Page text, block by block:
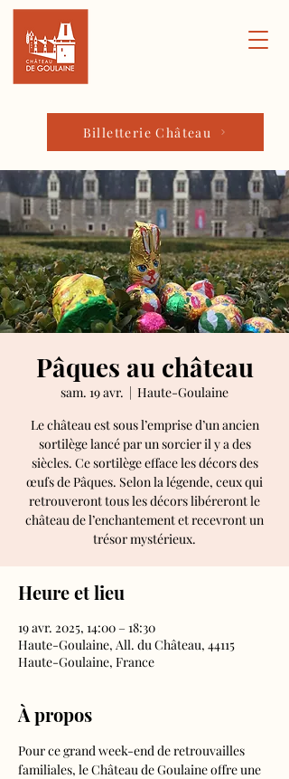
Billetterie Château
Pâques au château
sam. 19 avr.
  |
Haute-Goulaine
Le château est sous l’emprise d’un ancien
sortilège lancé par un sorcier il y a des
siècles. Ce sortilège efface les décors des
œufs de Pâques. Selon la légende, ceux qui
retrouveront tous les décors libéreront le
château de l’enchantement et recevront un
trésor mystérieux.
Heure et lieu
19 avr. 2025, 14:00 – 18:30
Haute-Goulaine, All. du Château, 44115
Haute-Goulaine, France
À propos
Pour ce grand week-end de retrouvailles
familiales, le Château de Goulaine offre une